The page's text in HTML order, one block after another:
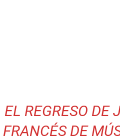
EL REGRESO DE
FRANCÉS DE